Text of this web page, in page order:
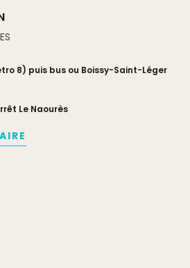
8) puis bus ou Boissy-Saint-Léger
Le Naourès